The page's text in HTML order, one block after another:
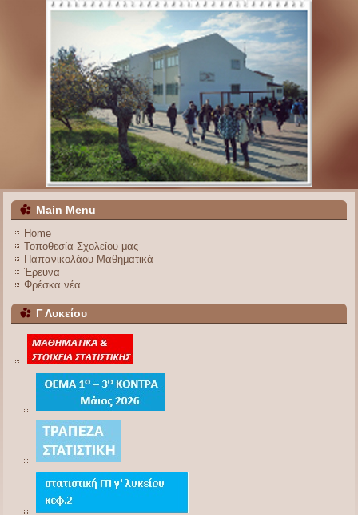
Main Menu
Home
Τοποθεσία Σχολείου μας
Παπανικολάου Μαθηματικά
Έρευνα
Φρέσκα νέα
Γ Λυκείου